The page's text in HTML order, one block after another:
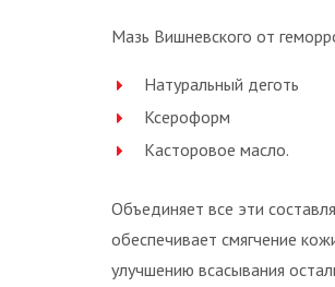
Мазь Вишневского от
Натуральный деготь
Ксероформ
Касторовое масло.
Объединяет все эти
обеспечивает смягчение
улучшению всасывания